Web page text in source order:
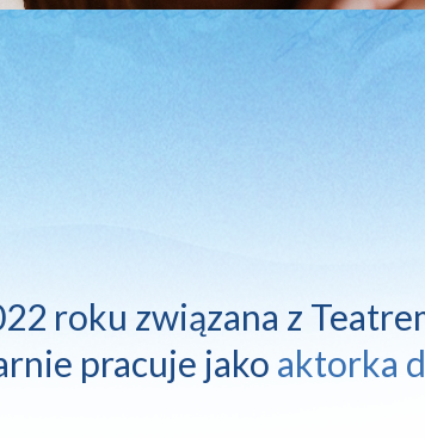
roku związana z
pracuje jako aktorka